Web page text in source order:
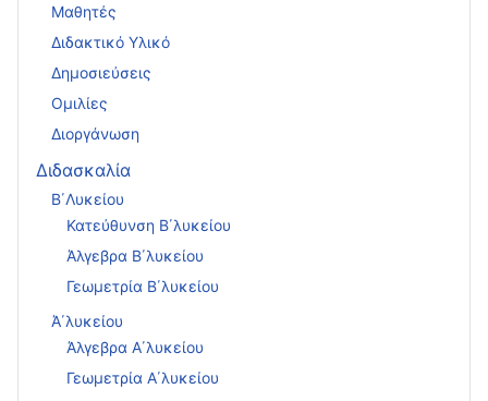
Μαθητές
Διδακτικό Υλικό
Δημοσιεύσεις
Ομιλίες
Διοργάνωση
Διδασκαλία
Β΄Λυκείου
Κατεύθυνση Β΄λυκείου
Άλγεβρα Β΄λυκείου
Γεωμετρία Β΄λυκείου
Ά΄λυκείου
Άλγεβρα Α΄λυκείου
Γεωμετρία Α΄λυκείου